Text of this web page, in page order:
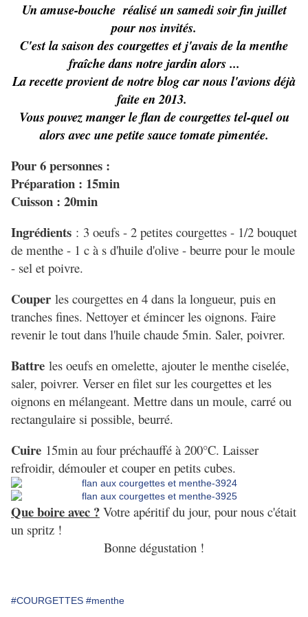
Un amuse-bouche réalisé un samedi soir fin juillet
pour nos invités.
C'est la saison des courgettes et j'avais de la menthe
fraîche dans notre jardin alors ...
La recette provient de notre blog car nous l'avions déjà
faite en 2013.
Vous pouvez manger le flan de courgettes tel-quel ou
alors avec une petite sauce tomate pimentée.
Pour 6 personnes :
Préparation : 15min
Cuisson : 20min
Ingrédients : 3 oeufs - 2 petites courgettes - 1/2 bouquet
de menthe - 1 c à s d'huile d'olive - beurre pour le moule
- sel et poivre.
Couper les courgettes en 4 dans la longueur, puis en
tranches fines. Nettoyer et émincer les oignons. Faire
revenir le tout dans l'huile chaude 5min. Saler, poivrer.
Battre les oeufs en omelette, ajouter le menthe ciselée,
saler, poivrer. Verser en filet sur les courgettes et les
oignons en mélangeant. Mettre dans un moule, carré ou
rectangulaire si possible, beurré.
Cuire 15min au four préchauffé à 200°C. Laisser
refroidir, démouler et couper en petits cubes.
Que boire avec ? Votre apéritif du jour, pour nous c'était
un spritz !
Bonne dégustation !
#COURGETTES #menthe